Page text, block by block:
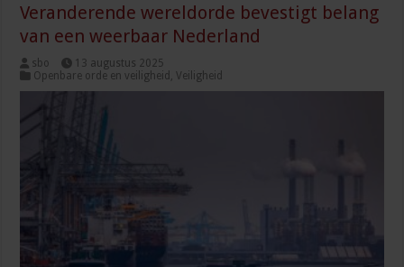
Veranderende wereldorde bevestigt belang
van een weerbaar Nederland
sbo
13 augustus 2025
Openbare orde en veiligheid ,Veiligheid